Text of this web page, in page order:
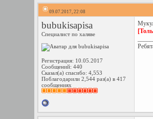
09.07.2017, 22:08
bubukisapisa
Специалист по халяве
Регистрация: 10.05.2017
Сообщений: 440
Сказал(а) спасибо: 4,553
Поблагодарили 2,544 раз(а) в 417
сообщениях